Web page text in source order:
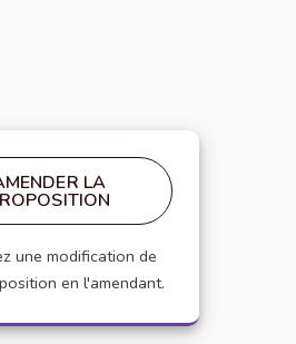
LA
une modification de
en l'amendant.